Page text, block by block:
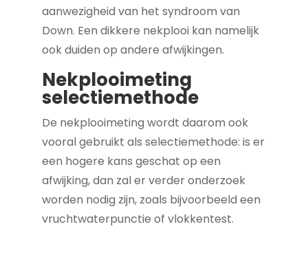
aanwezigheid van het syndroom van
Down. Een dikkere nekplooi kan namelijk
ook duiden op andere afwijkingen.
Nekplooimeting
selectiemethode
De nekplooimeting wordt daarom ook
vooral gebruikt als selectiemethode: is er
een hogere kans geschat op een
afwijking, dan zal er verder onderzoek
worden nodig zijn, zoals bijvoorbeeld een
vruchtwaterpunctie of vlokkentest.